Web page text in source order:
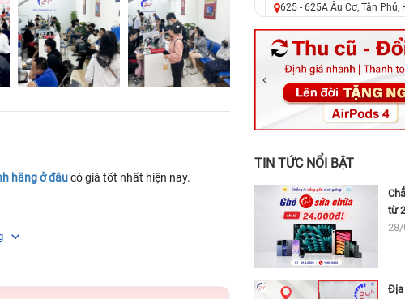
hãng ở đâucó giá tốt nhất hiện nay.
625 - 625A Âu Cơ, Tân
326 Lê Văn Việt, Tăng
256 Võ Văn Ngân, Thủ
70 Nguyễn An Ninh, Dĩ An,
24h Vũng Tàu: 162A Ba
TIN TỨC NỔI BẬT
từ
Địa